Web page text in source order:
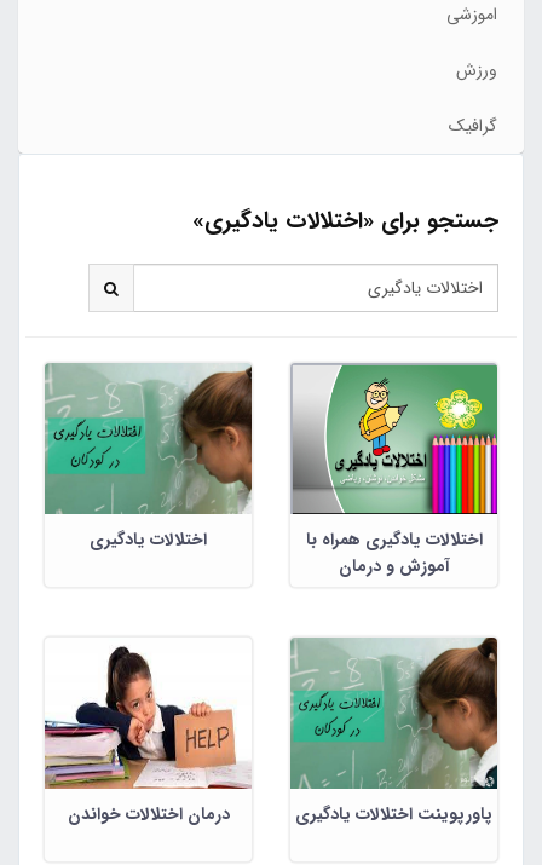
اموزشی
ورزش
گرافیک
جستجو برای «اختلالات یادگیری»
اختلالات یادگیری همراه با
آموزش و درمان
اختلالات یادگیری
پاورپوینت اختلالات یادگیری درمان اختلالات خواندن